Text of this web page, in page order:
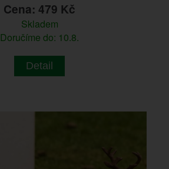
Cena: 479 Kč
Skladem
Doručíme do: 10.8.
Detail